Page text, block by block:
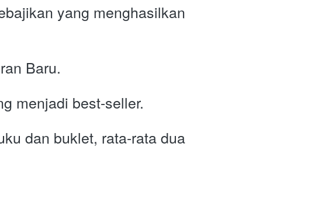
yang menghasilkan
Baru.
menjadi best-seller.
dan buklet, rata-rata dua